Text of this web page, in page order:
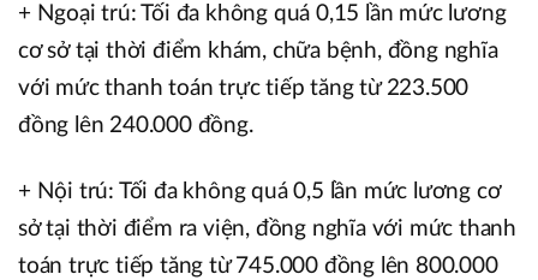
+ Ngoại trú: Tối đa không quá 0,15 lần mức lương
cơ sở tại thời điểm khám, chữa bệnh, đồng nghĩa
với mức thanh toán trực tiếp tăng từ 223.500
đồng lên 240.000 đồng.
+ Nội trú: Tối đa không quá 0,5 lần mức lương cơ
sở tại thời điểm ra viện, đồng nghĩa với mức thanh
toán trực tiếp tăng từ 745.000 đồng lên 800.000